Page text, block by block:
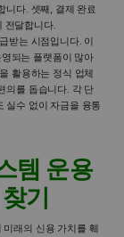
니다. 셋째, 결제 완료
전달합니다.
받는 시점입니다. 이
되는 플랫폼이 많아
활용하는 정식 업체
의를 돕습니다. 각 단
실수 없이 자금을 융통
템 운용
기
미래의 신용 가치를 훼